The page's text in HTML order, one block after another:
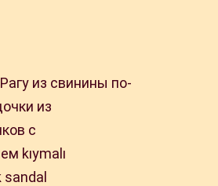
Рагу из свинины по-